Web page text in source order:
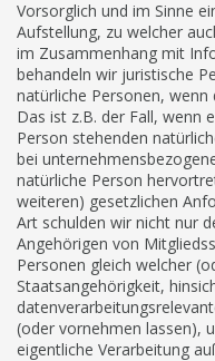
Vorsorglich und im Sinne
Aufstellung, zu welcher
im Zusammenhang mit
behandeln wir juristische
natürliche Personen,
Das ist z.B. der Fall, wenn
Person stehenden
bei
natürliche Person
weiteren) gesetzlichen
Art schulden wir nicht nur
Angehörigen von
Personen gleich welcher
Staatsangehörigkeit,
(oder vornehmen lassen),
eigentliche Verarbeitung